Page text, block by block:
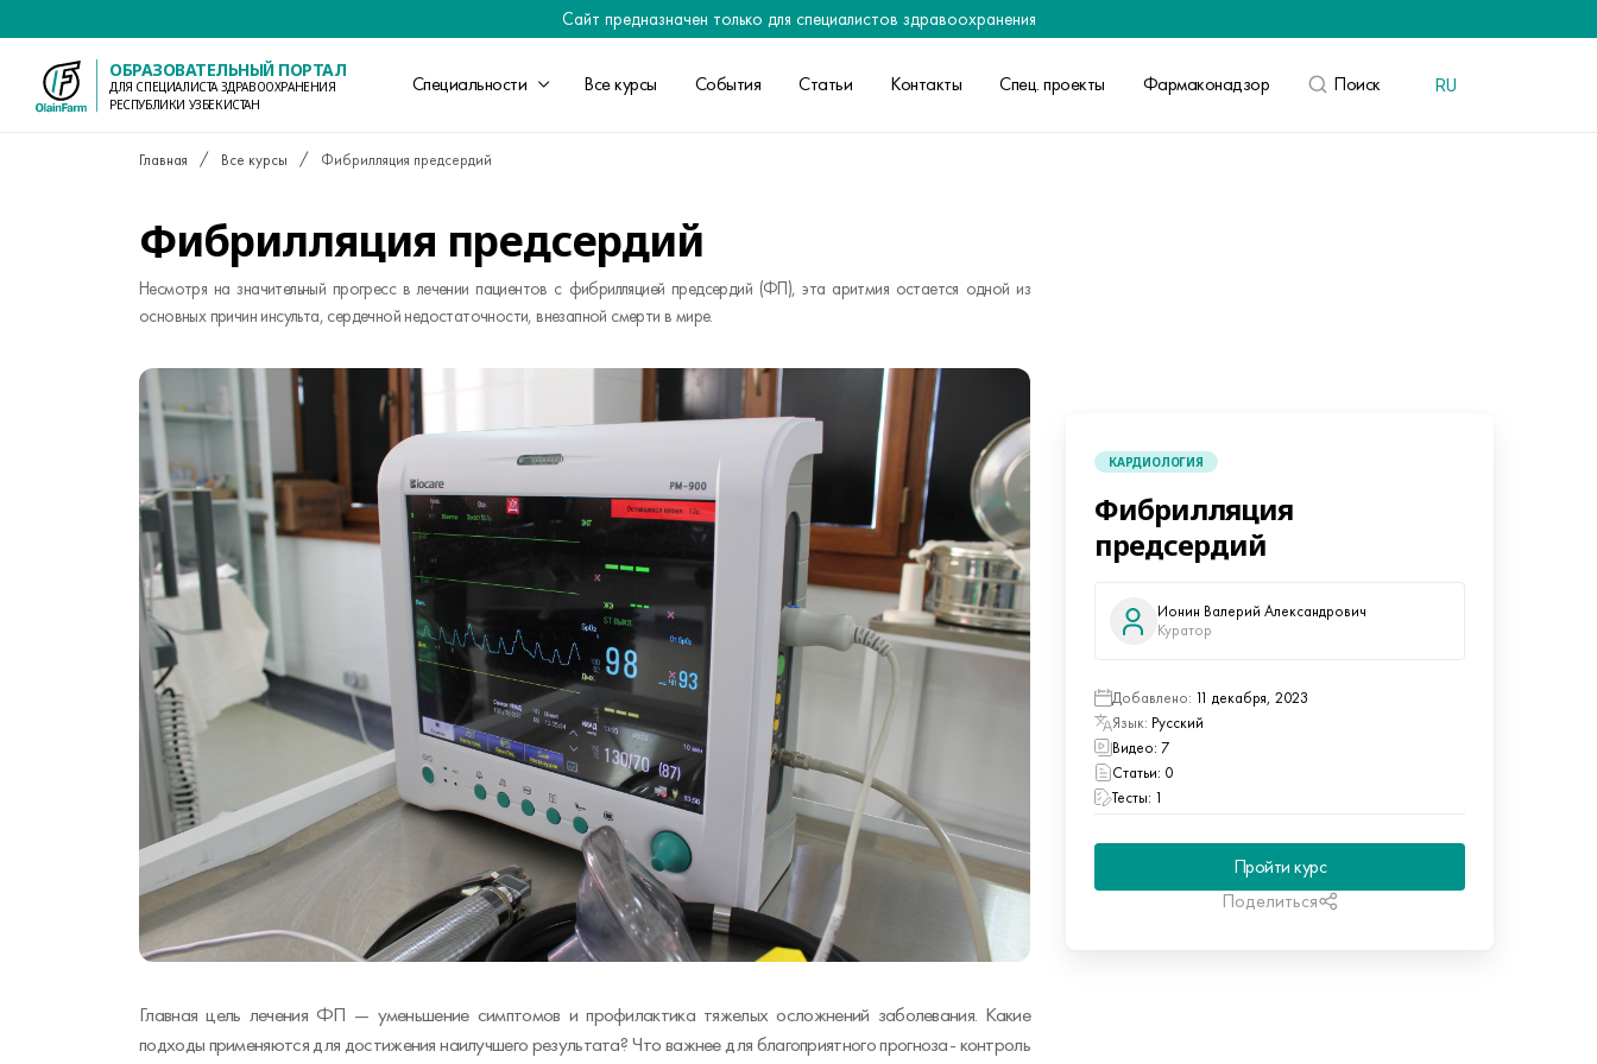
Сайт предназначен только для специалистов здравоохранения
ОБРАЗОВАТЕЛЬНЫЙ ПОРТАЛ
ДЛЯ СПЕЦИАЛИСТА ЗДРАВООХРАНЕНИЯ
РЕСПУБЛИКИ УЗБЕКИСТАН
Специальности Все курсы События Статьи Контакты Спец. проекты Фармаконадзор Поиск RU
Главная Все курсы Фибрилляция предсердий
Фибрилляция предсердий
Несмотря на значительный прогресс в лечении пациентов с фибрилляцией предсердий (ФП), эта аритмия остается одной из
основных причин инсульта, сердечной недостаточности, внезапной смерти в мире.
Главная цель лечения ФП — уменьшение симптомов и профилактика тяжелых осложнений заболевания. Какие
подходы применяются для достижения наилучшего результата? Что важнее для благоприятного прогноза- контроль
КАРДИОЛОГИЯ
Фибрилляция
предсердий
Ионин Валерий Александрович
Куратор
Добавлено: 11 декабря, 2023
Язык: Русский
Видео: 7
статьи: 0
тесты: 1
Пройти курс
Поделиться